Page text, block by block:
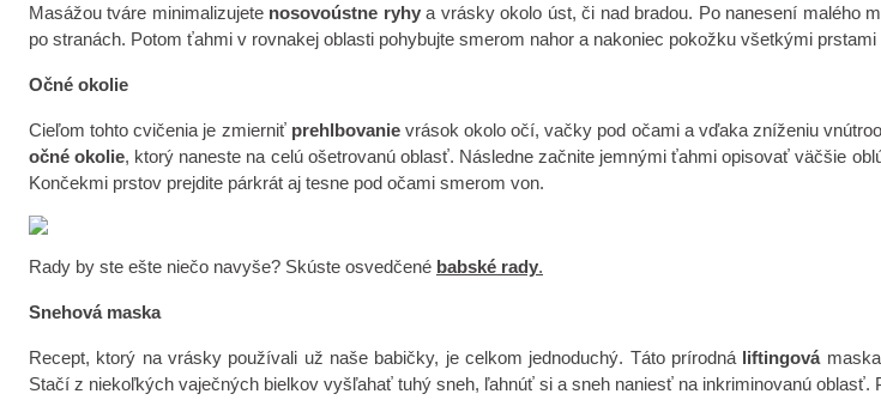
Masážou tváre minimalizujete nosovoústne ryhya vrásky okolo úst, či nad bradou. Po nanesení malého
po stranách. Potom ťahmi v rovnakej oblasti pohybujte smerom nahor a nakoniec pokožku všetkými
Očné okolie
Cieľom tohto cvičenia je zmierniť prehlbovanievrások okolo očí, vačky pod očami a vďaka zníženiu
očné okolie, ktorý naneste na celú ošetrovanú oblasť. Následne začnite jemnými ťahmi opisovať väčšie
Končekmi prstov prejdite párkrát aj tesne pod očami smerom von.
Rady by ste ešte niečo navyše? Skúste osvedčené babské rady.
Snehová maska
Recept, ktorý na vrásky používali už naše babičky, je celkom jednoduchý. Táto prírodná liftingovámaska
Stačí z niekoľkých vaječných bielkov vyšľahať tuhý sneh, ľahnúť si a sneh naniesť na inkriminovanú oblasť.